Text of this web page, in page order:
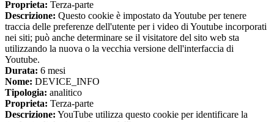
Proprieta: Terza-parte
Descrizione: Questo cookie è impostato da Youtube per tenere
traccia delle preferenze dell'utente per i video di Youtube incorporati
nei siti; può anche determinare se il visitatore del sito web sta
utilizzando la nuova o la vecchia versione dell'interfaccia di
Youtube.
Durata: 6 mesi
Nome: DEVICE_INFO
Tipologia: analitico
Proprieta: Terza-parte
Descrizione: YouTube utilizza questo cookie per identificare la